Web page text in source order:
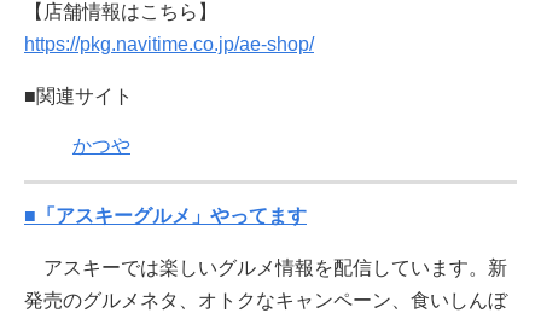
【店舗情報はこちら】
https://pkg.navitime.co.jp/ae-shop/
■関連サイト
かつや
■「アスキーグルメ」やってます
アスキーでは楽しいグルメ情報を配信しています。新
発売のグルメネタ、オトクなキャンペーン、食いしんぼ